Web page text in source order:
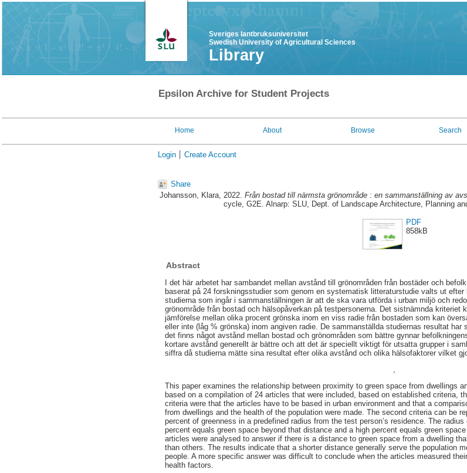
Sveriges lantbruksuniversitet
Swedish University of Agricultural Sciences
Library
Epsilon Archive for Student Projects
Home About Browse Search
Login Create Account
Share
Johansson, Klara, 2022. Från bostad till närmsta grönområde : en sammanställning av
cycle, G2E. Alnarp: SLU, Dept. of Landscape Architecture, Planning
PDF
858kB
Abstract
I det här arbetet har sambandet mellan avstånd till grönområden från bostäder och
baserat på 24 forskningsstudier som genom en systematisk litteraturstudie valts ut
studierna som ingår i sammanställningen är att de ska vara utförda i urban miljö och
grönområde från bostad och hälsopåverkan på testpersonerna. Det sistnämnda
jämförelse mellan olika procent grönska inom en viss radie från bostaden som kan
eller inte (låg % grönska) inom angiven radie. De sammanställda studiernas resultat har
det finns något avstånd mellan bostad och grönområden som bättre gynnar
kortare avstånd generellt är bättre och att det är speciellt viktigt för utsatta grupper i
siffra då studierna mätte sina resultat efter olika avstånd och olika hälsofaktorer vilket
This paper examines the relationship between proximity to green space from dwellings
based on a compilation of 24 articles that were included, based on established criteria,
criteria were that the articles have to be based in urban environment and that a
from dwellings and the health of the population were made. The second criteria can be
percent of greenness in a predefined radius from the test person’s residence. The
percent equals green space beyond that distance and a high percent equals green
articles were analysed to answer if there is a distance to green space from a dwelling
than others. The results indicate that a shorter distance generally serve the population
people. A more specific answer was difficult to conclude when the articles measured
health factors.